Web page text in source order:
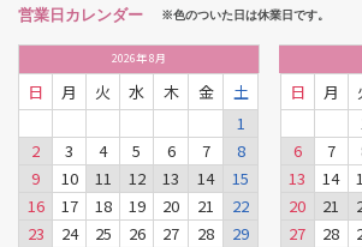
営業日カレンダー ※色のついた日は休業日です。
2026年8月
日 月 火 水 木 金
土
1
2
3 4 5 6 7
8
9
10 11 12 13 14
15
16
17 18 19 20 21
22
23
24 25 26 27 28
29
日 月
6
7
13
14
20
21
27
28